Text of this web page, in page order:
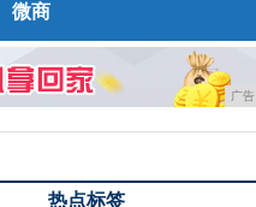
微商
广告
热点标签